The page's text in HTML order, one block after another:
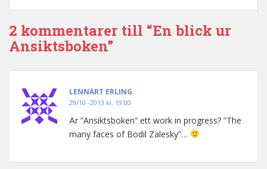
2 kommentarer till “En blick ur
Ansiktsboken”
LENNART ERLING
29/10 -2013 kl. 19:00
Är ”Ansiktsboken” ett work in progress? ”The
many faces of Bodil Zalesky”…